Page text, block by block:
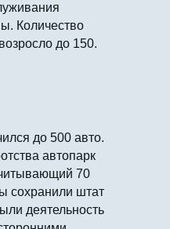
Количество
до 150.
до 500 авто.
автопарк
70
сохранили штат
деятельность